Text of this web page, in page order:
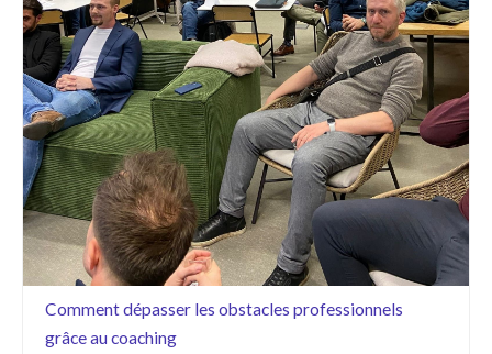
Comment dépasser les obstacles professionnels
grâce au coaching